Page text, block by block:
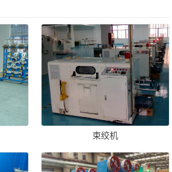
束绞机